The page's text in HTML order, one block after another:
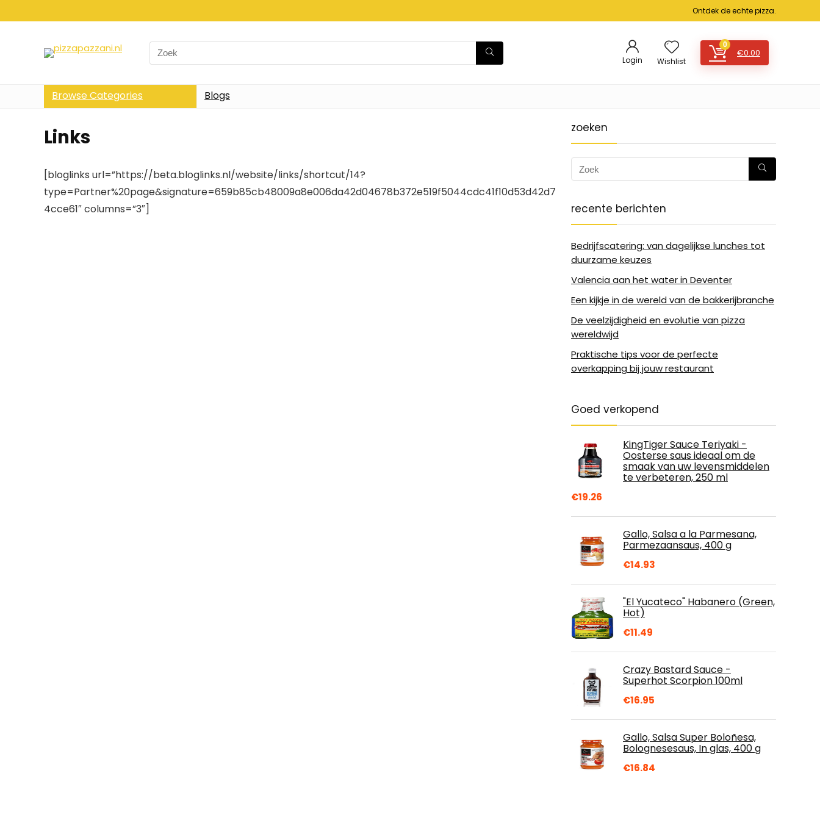
Ontdek de echte pizza.
Search
for:
Login Wishlist
0
€0.00
Browse Categories Blogs
Links
[bloglinks url=”https://beta.bloglinks.nl/website/links/shortcut/14?
type=Partner%20page&signature=659b85cb48009a8e006da42d04678b372e519f5044cdc41f10d53d42d7
4cce61″ columns=”3″]
zoeken
recente berichten
Bedrijfscatering: van dagelijkse lunches tot
duurzame keuzes
Valencia aan het water in Deventer
Een kijkje in de wereld van de bakkerijbranche
De veelzijdigheid en evolutie van pizza
wereldwijd
Praktische tips voor de perfecte
overkapping bij jouw restaurant
Goed verkopend
KingTiger Sauce Teriyaki -
Oosterse saus ideaal om de
smaak van uw levensmiddelen
te verbeteren, 250 ml
€19.26
Gallo, Salsa a la Parmesana,
Parmezaansaus, 400 g
€14.93
"El Yucateco" Habanero (Green,
Hot)
€11.49
Crazy Bastard Sauce -
Superhot Scorpion 100ml
€16.95
Gallo, Salsa Super Boloñesa,
Bolognesesaus, In glas, 400 g
€16.84